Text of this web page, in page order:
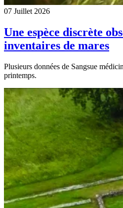
07 Juillet 2026
Une espèce discrète
inventaires de mares
Plusieurs données de Sangsue
printemps.